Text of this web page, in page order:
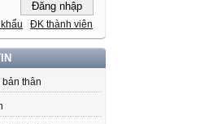
ĐK thành viên
thân